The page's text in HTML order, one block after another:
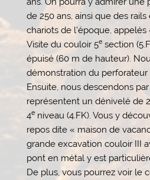
de 250 ans, ainsi que des
chariots de l’époque,
Visite du couloir 5e section
épuisé (60 m de hauteur).
démonstration du perforateur
Ensuite, nous descendons
représentent un dénivelé de
4e niveau (4.FK). Vous y
repos dite « maison de
grande excavation couloir III
pont en métal y est
De plus, vous pourrez voir le